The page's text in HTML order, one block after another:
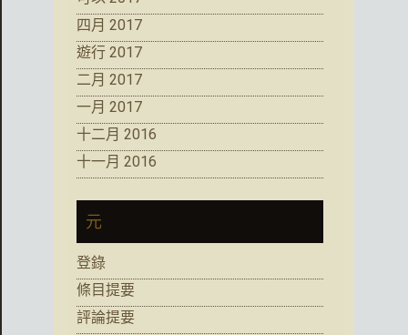
四月 2017
遊行 2017
二月 2017
一月 2017
十二月 2016
十一月 2016
元
登錄
條目提要
評論提要